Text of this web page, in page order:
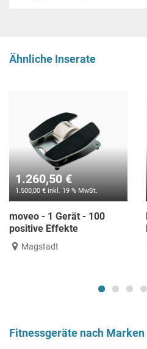
Ähnliche Inserate
1.260,50 €
1.500,00 € inkl. 19 % MwSt.
moveo - 1 Gerät - 100
positive Effekte
Magstadt
Fitnessgeräte nach Marken